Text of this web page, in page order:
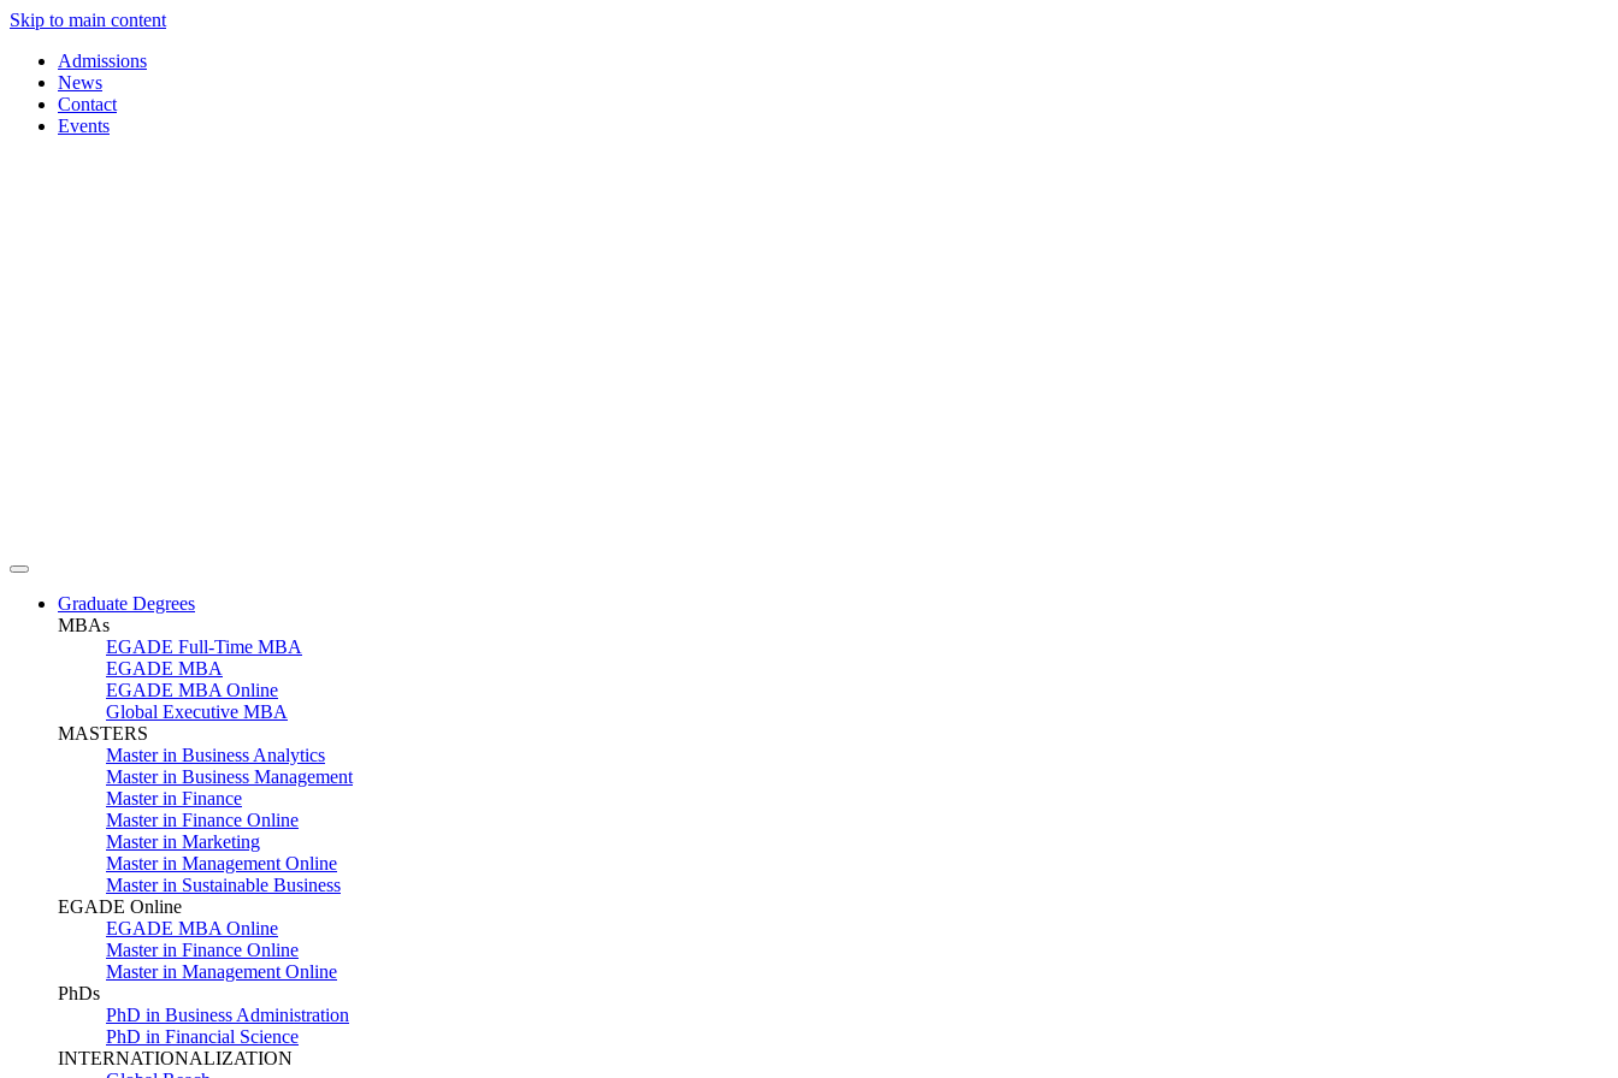
Skip to main content
Admissions
News
Contact
Events
Graduate Degrees
MBAs
EGADE Full-Time MBA
EGADE MBA
EGADE MBA Online
Global Executive MBA
MASTERS
Master in Business Analytics
Master in Business Management
Master in Finance
Master in Finance Online
Master in Marketing
Master in Management Online
Master in Sustainable Business
EGADE Online
EGADE MBA Online
Master in Finance Online
Master in Management Online
PhDs
PhD in Business Administration
PhD in Financial Science
INTERNATIONALIZATION